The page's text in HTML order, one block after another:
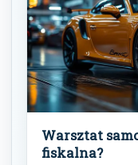
Warsztat
fiskalna?